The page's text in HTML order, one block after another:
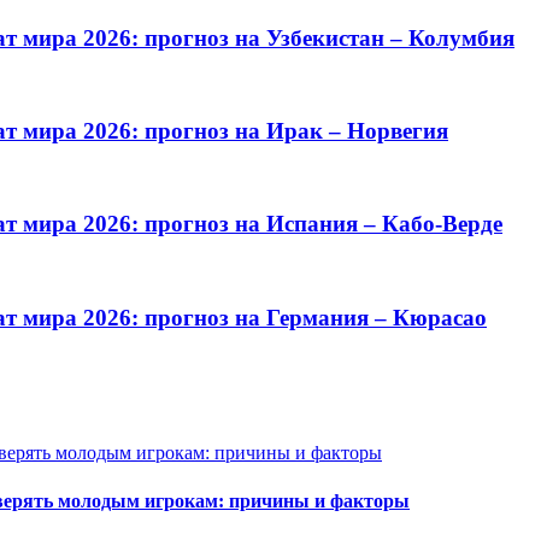
мира 2026: прогноз на Узбекистан – Колумбия
мира 2026: прогноз на Ирак – Норвегия
мира 2026: прогноз на Испания – Кабо-Верде
мира 2026: прогноз на Германия – Кюрасао
молодым игрокам: причины и факторы